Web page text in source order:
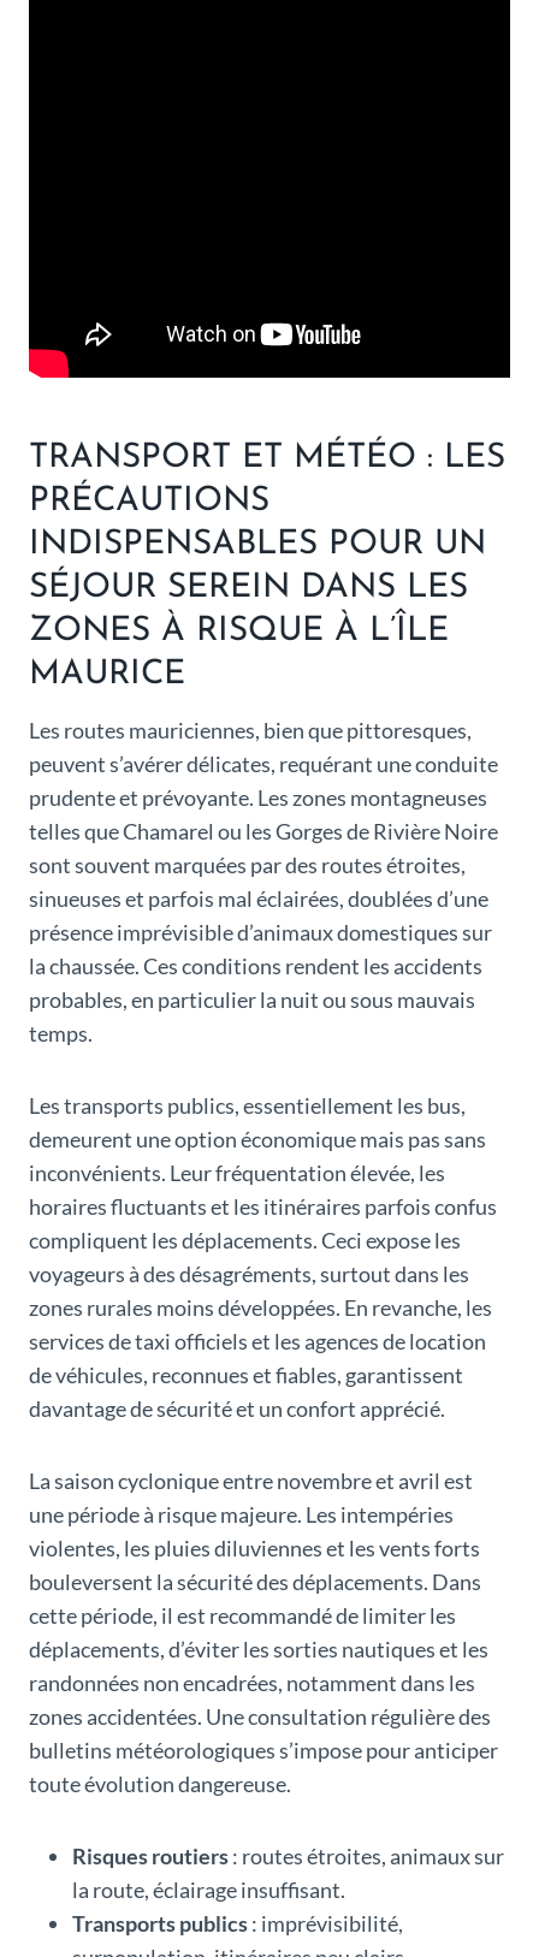
TRANSPORT ET MÉTÉO : LES
PRÉCAUTIONS
INDISPENSABLES POUR UN
SÉJOUR SEREIN DANS LES
ZONES À RISQUE À L’ÎLE
MAURICE
Les routes mauriciennes, bien que pittoresques,
peuvent s’avérer délicates, requérant une conduite
prudente et prévoyante. Les zones montagneuses
telles que Chamarel ou les Gorges de Rivière Noire
sont souvent marquées par des routes étroites,
sinueuses et parfois mal éclairées, doublées d’une
présence imprévisible d’animaux domestiques sur
la chaussée. Ces conditions rendent les accidents
probables, en particulier la nuit ou sous mauvais
temps.
Les transports publics, essentiellement les bus,
demeurent une option économique mais pas sans
inconvénients. Leur fréquentation élevée, les
horaires fluctuants et les itinéraires parfois confus
compliquent les déplacements. Ceci expose les
voyageurs à des désagréments, surtout dans les
zones rurales moins développées. En revanche, les
services de taxi officiels et les agences de location
de véhicules, reconnues et fiables, garantissent
davantage de sécurité et un confort apprécié.
La saison cyclonique entre novembre et avril est
une période à risque majeure. Les intempéries
violentes, les pluies diluviennes et les vents forts
bouleversent la sécurité des déplacements. Dans
cette période, il est recommandé de limiter les
déplacements, d’éviter les sorties nautiques et les
randonnées non encadrées, notamment dans les
zones accidentées. Une consultation régulière des
bulletins météorologiques s’impose pour anticiper
toute évolution dangereuse.
Risques routiers: routes étroites, animaux sur
la route, éclairage insuffisant.
Transports publics: imprévisibilité,